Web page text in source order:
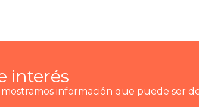
interés
información que puede ser